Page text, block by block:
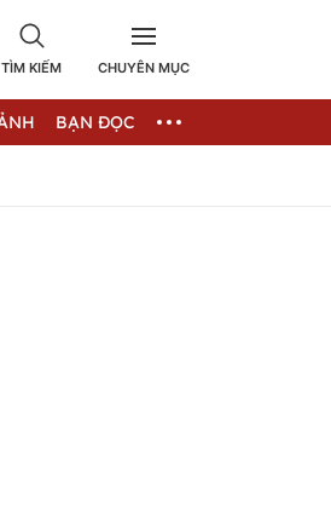
TÌM KIẾM CHUYÊN MỤC
BẠN ĐỌC